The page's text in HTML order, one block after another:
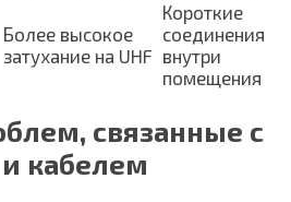
Более высокое
затухание на UHF
Короткие
соединения
внутри
помещения
связанные с
кабелем